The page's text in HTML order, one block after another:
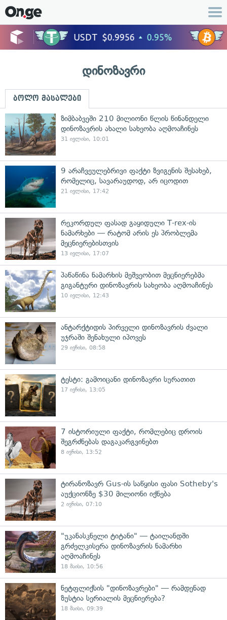
დინოზავრი
ბოლო მასალები
ზიმბაბვეში 210 მილიონი წლის წინანდელი
დინოზავრის ახალი სახეობა აღმოაჩინეს
31 ივლისი, 10:01
9 არაჩვეულებრივი ფაქტი ზვიგენის შესახებ,
რომელიც, სავარაუდოდ, არ იცოდით
21 ივლისი, 17:42
რეკორდულ ფასად გაყიდული T-rex-ის
ნამარხები — რატომ არის ეს პრობლემა
მეცნიერებისთვის
13 ივლისი, 17:07
პაწაწინა ნამარხის მეშვეობით მეცნიერებმა
გიგანტური დინოზავრის სახეობა აღმოაჩინეს
10 ივლისი, 12:43
ანტარქტიდის პირველი დინოზავრის ძვალი
უჯრაში შენახული იპოვეს
29 ივნისი, 08:58
ტესტი: გამოიცანი დინოზავრი სურათით
17 ივნისი, 13:05
7 ისტორიული ფაქტი, რომლებიც დროის
შეგრძნებას დაგაკარგვინებთ
8 ივნისი, 13:52
ტირანოზავრ Gus-ის საწყისი ფასი Sotheby's
აუქციონზე $30 მილიონი იქნება
2 ივნისი, 07:10
"უკანასკნელი ტიტანი" — ტაილანდში
გრძელკისერა დინოზავრის ნამარხი
აღმოაჩინეს
18 მაისი, 10:56
ნეტფლიქსის "დინოზავრები" — რამდენად
ზუსტია სერიალის მეცნიერება?
18 მაისი, 09:39